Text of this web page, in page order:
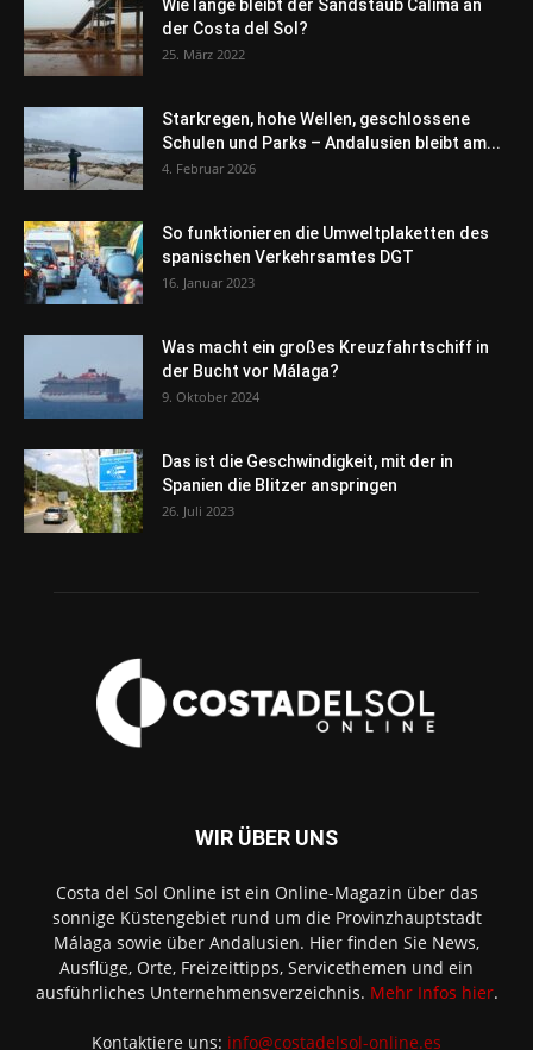
Wie lange bleibt der Sandstaub Calima an
der Costa del Sol?
25. März 2022
Starkregen, hohe Wellen, geschlossene
Schulen und Parks – Andalusien bleibt am...
4. Februar 2026
So funktionieren die Umweltplaketten des
spanischen Verkehrsamtes DGT
16. Januar 2023
Was macht ein großes Kreuzfahrtschiff in
der Bucht vor Málaga?
9. Oktober 2024
Das ist die Geschwindigkeit, mit der in
Spanien die Blitzer anspringen
26. Juli 2023
WIR ÜBER UNS
Costa del Sol Online ist ein Online-Magazin über das
sonnige Küstengebiet rund um die Provinzhauptstadt
Málaga sowie über Andalusien. Hier finden Sie News,
Ausflüge, Orte, Freizeittipps, Servicethemen und ein
ausführliches Unternehmensverzeichnis. Mehr Infos hier.
Kontaktiere uns: info@costadelsol-online.es